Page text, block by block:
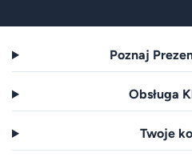
Poznaj
Obsługa
Twoje